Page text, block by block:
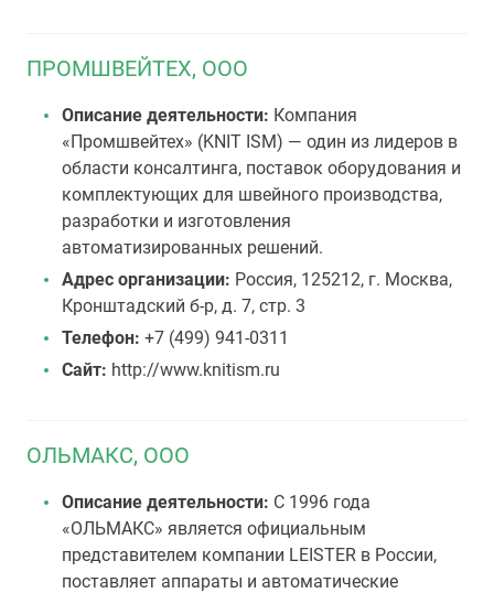
ПРОМШВЕЙТЕХ, ООО
Описание деятельности: Компания
«Промшвейтех» (KNIT ISM) — один из лидеров в
области консалтинга, поставок оборудования и
комплектующих для швейного производства,
разработки и изготовления
автоматизированных решений.
Адрес организации: Россия, 125212, г. Москва,
Кронштадский б-р, д. 7, стр. 3
Телефон: +7 (499) 941-0311
Сайт: http://www.knitism.ru
ОЛЬМАКС, OOO
Описание деятельности: С 1996 года
«ОЛЬМАКС» является официальным
представителем компании LEISTER в России,
поставляет аппараты и автоматические